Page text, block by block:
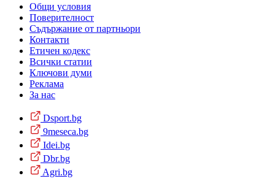
Общи условия
Поверителност
Съдържание от партньори
Контакти
Етичен кодекс
Всички статии
Ключови думи
Реклама
За нас
Dsport.bg
9meseca.bg
Idei.bg
Dbr.bg
Agri.bg